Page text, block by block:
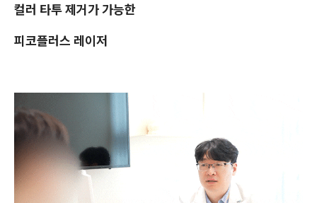
컬러 타투 제거가 가능한
피코플러스 레이저